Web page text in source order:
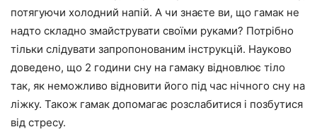
потягуючи холодний напій. А чи знаєте ви, що гамак не
надто складно змайструвати своїми руками? Потрібно
тільки слідувати запропонованим інструкцій. Науково
доведено, що 2 години сну на гамаку відновлює тіло
так, як неможливо відновити його під час нічного сну на
ліжку. Також гамак допомагає розслабитися і позбутися
від стресу.